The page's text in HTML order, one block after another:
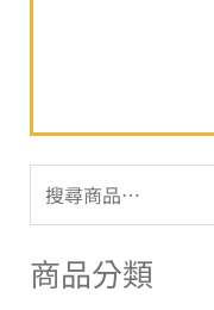
商品分類